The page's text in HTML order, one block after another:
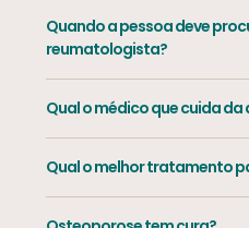
Quando a pessoa deve
reumatologista?
Qual o médico que cuida da
Qual o melhor tratamento